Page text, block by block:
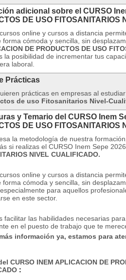
adicional sobre el CURSO
DE USO FITOSANITARIOS
online y cursos a distancia
forma cómoda y sencilla, sin
DE PRODUCTOS DE USO
la posibilidad de incrementar tus
laboral.
Prácticas
prácticas en empresas al
de uso Fitosanitarios Nivel-
y Temario del CURSO Inem
DE USO FITOSANITARIOS
la metodología de nuestra
si realizas el CURSO Inem Sepe
NIVEL CUALIFICADO.
online y cursos a distancia
forma cómoda y sencilla, sin
para aquellos
en este sector.
facilitar las habilidades necesarias
en el puesto de trabajo que te
información ya, estamos para
CURSO INEM APLICACION DE
: